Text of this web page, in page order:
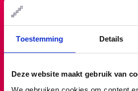
Toestemming Details
Deze website maakt gebruik van
NA DE TRAINING…
Heb je beter ontwikkelde
gevoelsmatige zaken die op de